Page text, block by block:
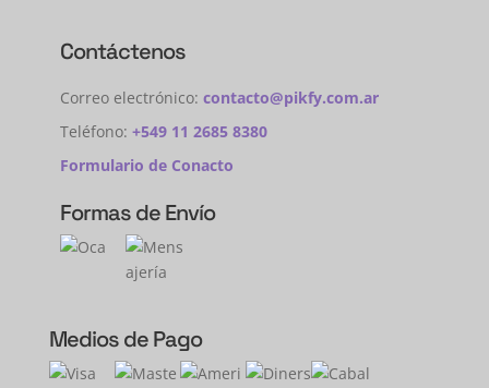
Contáctenos
Correo electrónico: contacto@pikfy.com.ar
Teléfono: +549 11 2685 8380
Formulario de Conacto
Formas de Envío
Medios de Pago